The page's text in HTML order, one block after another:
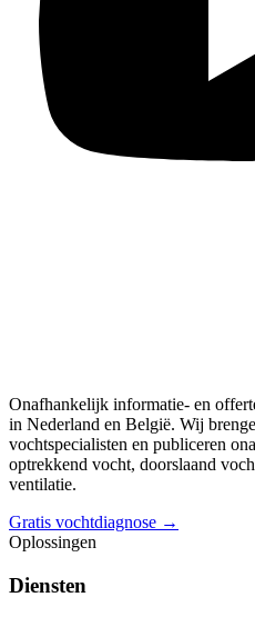
Onafhankelijk informatie- en
in Nederland en België. Wij
vochtspecialisten en publiceren
optrekkend vocht, doorslaand
ventilatie.
Gratis vochtdiagnose →
Oplossingen
Diensten